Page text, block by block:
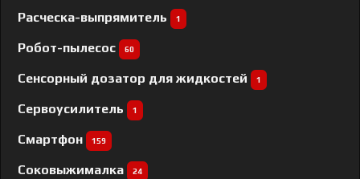
Расческа-выпрямитель 1
Робот-пылесос 60
Сенсорный дозатор для жидкостей 1
Сервоусилитель 1
Смартфон 159
Соковыжималка 24